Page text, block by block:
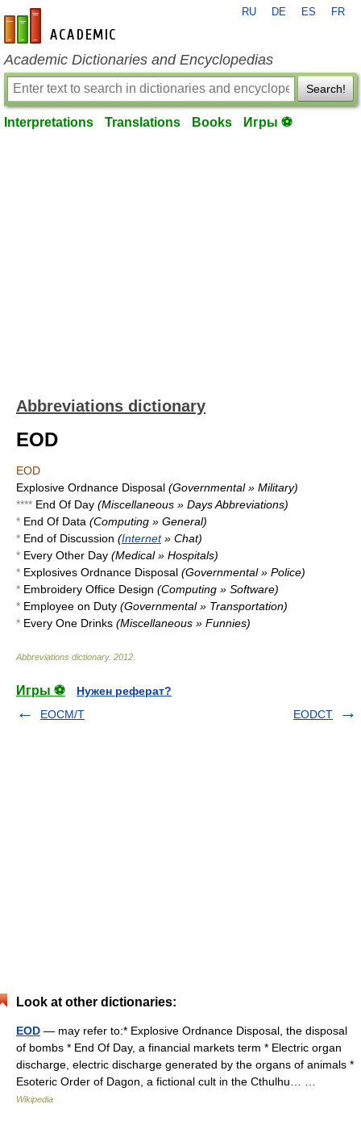
en-academic.com
RU DE ES FR
Academic Dictionaries and Encyclopedias
Search!
Interpretations Translations Books Игры ⚽
Abbreviations dictionary
EOD
EOD
Explosive Ordnance Disposal (Governmental » Military)
**** End Of Day (Miscellaneous » Days Abbreviations)
* End Of Data (Computing » General)
* End of Discussion (Internet» Chat)
* Every Other Day (Medical » Hospitals)
* Explosives Ordnance Disposal (Governmental » Police)
* Embroidery Office Design (Computing » Software)
* Employee on Duty (Governmental » Transportation)
* Every One Drinks (Miscellaneous » Funnies)
Abbreviations dictionary. 2012
Игры ⚽
Нужен реферат?
EOCM/T
EODCT
Look at other dictionaries:
EOD — may refer to:* Explosive Ordnance Disposal, the disposal
of bombs * End Of Day, a financial markets term * Electric organ
discharge, electric discharge generated by the organs of animals *
Esoteric Order of Dagon, a fictional cult in the Cthulhu… …
Wikipedia